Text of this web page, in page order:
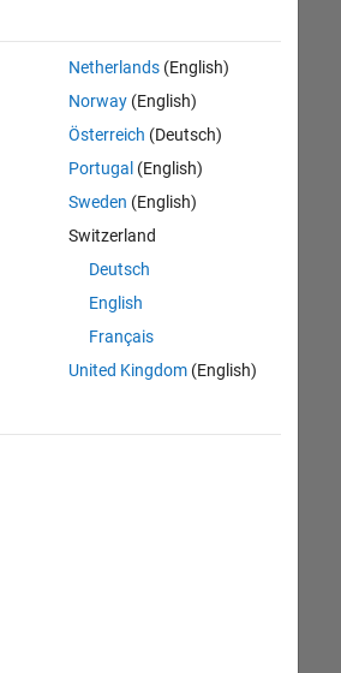
Netherlands(English)
Norway(English)
Österreich (Deutsch)
Portugal (English)
Sweden (English)
Switzerland
Deutsch
English
Français
United Kingdom(English)